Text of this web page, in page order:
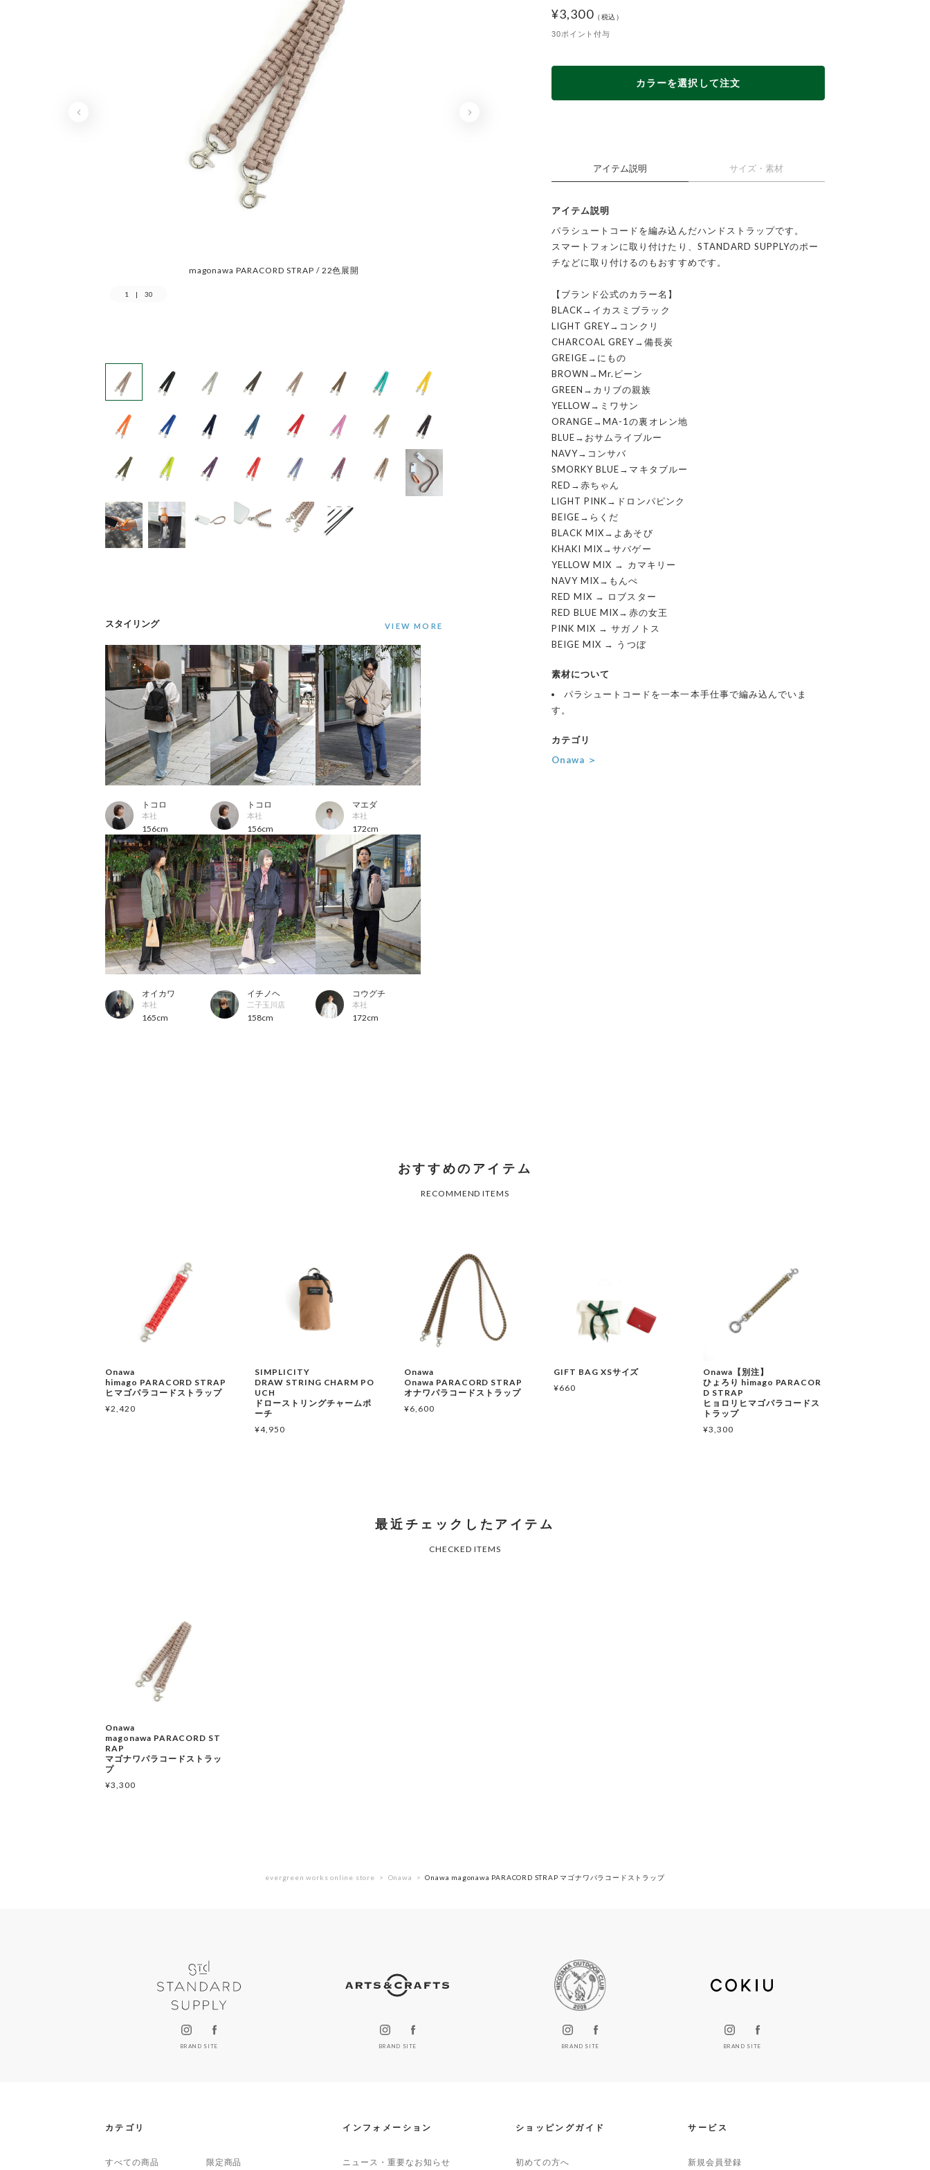
magonawa PARACORD STRAP / 22色展開 BLACK
1 | 30
スタイリング
トコロ
本社
156cm
トコロ
本社
156cm
マエダ
本社
172cm
オイカワ
本社
165cm
イチノヘ
二子玉川店
158cm
コウグチ
本社
172cm
¥3,300
30ポイント付与
カラーを選択して注文
アイテム説明 サイズ・素材
アイテム説明
パラシュートコードを編み込んだハンドストラップです。
スマートフォンに取り付けたり、STANDARD SUPPLYのポー
チなどに取り付けるのもおすすめです。
【ブランド公式のカラー名】
BLACK→イカスミブラック
LIGHT GREY→コンクリ
CHARCOAL GREY→備長炭
GREIGE→にもの
BROWN→Mr.ビーン
GREEN→カリブの親族
YELLOW→ミワサン
ORANGE→MA-1の裏オレン地
BLUE→おサムライブルー
NAVY→コンサバ
SMORKY BLUE→マキタブルー
RED→赤ちゃん
LIGHT PINK→ドロンパピンク
BEIGE→らくだ
BLACK MIX→よあそび
KHAKI MIX→サバゲー
YELLOW MIX → カマキリー
NAVY MIX→もんぺ
RED MIX → ロブスター
RED BLUE MIX→赤の女王
PINK MIX → サガノトス
BEIGE MIX → うつぼ
素材について
パラシュートコードを一本一本手仕事で編み込んでいま
す。
カテゴリ
Onawa ＞
Onawa
himago PARACORD STRAP
ヒマゴパラコードストラップ
¥2,420
SIMPLICITY
DRAW STRING CHARM PO
UCH
ドローストリングチャームポ
ーチ
¥4,950
Onawa
Onawa PARACORD STRAP
オナワパラコードストラップ
¥6,600
GIFT BAG XSサイズ
¥660
Onawa【別注】
ひょろり himago PARACOR
D STRAP
ヒョロリヒマゴパラコードス
トラップ
¥3,300
Onawa
magonawa PARACORD ST
RAP
マゴナワパラコードストラッ
プ
¥3,300
evergreen works online store Onawa Onawa magonawa PARACORD STRAP マゴナワパラコードストラップ
BRAND SITE BRAND SITE BRAND SITE BRAND SITE
カテゴリ
すべての商品 限定商品
インフォメーション
ニュース・重要なお知らせ
ショッピングガイド
初めての方へ
サービス
新規会員登録